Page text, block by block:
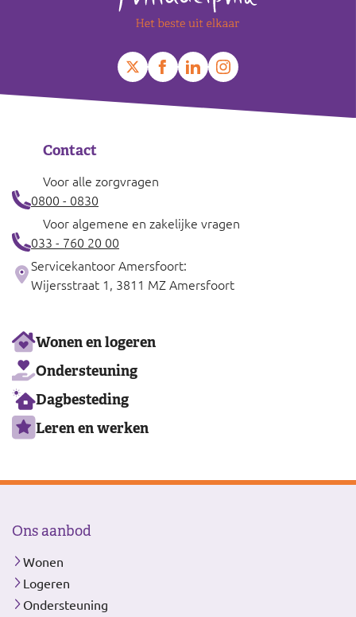
Contact
Voor alle zorgvragen
0800 - 0830
Voor algemene en zakelijke vragen
033 - 760 20 00
Servicekantoor Amersfoort:
Wijersstraat 1, 3811 MZ Amersfoort
Ons
aanbod
Wonen en logeren
Ondersteuning
Dagbesteding
Leren en werken
Ons aanbod
Wonen
Logeren
Ondersteuning